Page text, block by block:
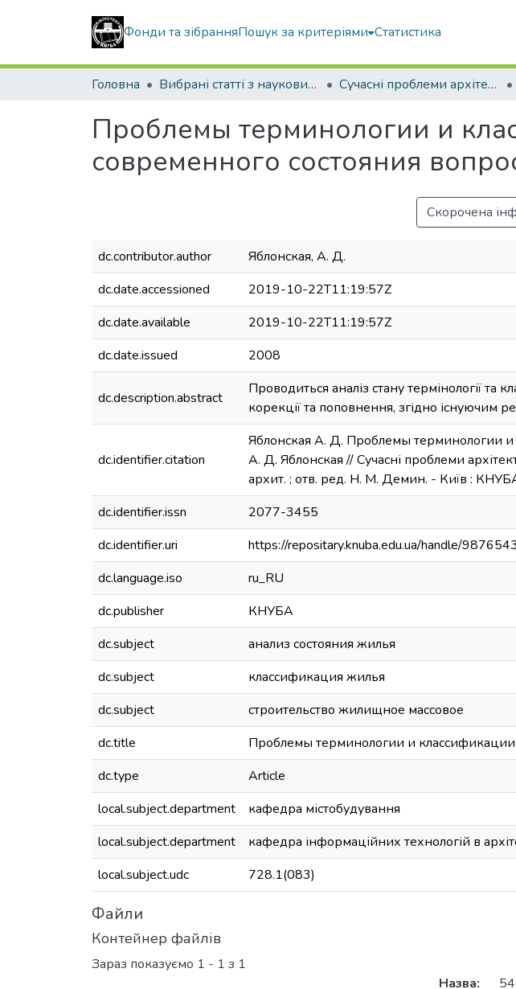
Фонди та зібранняПошук за критеріями Статистика
Головна Вибрані статті з наукових збірників КНУБА Сучасні проблеми архітектури та містобудування
Проблемы терминологии и
современного состояния
Скорочена
dc.contributor.author
Яблонская, А. Д.
dc.date.accessioned
2019-10-22T11:19:57Z
dc.date.available
2019-10-22T11:19:57Z
dc.date.issued
2008
dc.description.abstract
Проводиться аналіз стану термінології та
корекції та поповнення, згідно існуючим
dc.identifier.citation
Яблонская А. Д. Проблемы терминологии
А. Д. Яблонская // Сучасні проблеми
архит. ; отв. ред. Н. М. Демин. - Київ :
dc.identifier.issn
2077-3455
dc.identifier.uri
https://repositary.knuba.edu.ua/handle/
dc.language.iso
ru_RU
dc.publisher
КНУБА
dc.subject
анализ состояния жилья
dc.subject
классификация жилья
dc.subject
строительство жилищное массовое
dc.title
Проблемы терминологии и
dc.type
Article
local.subject.department
кафедра містобудування
local.subject.department
кафедра інформаційних технологій в
local.subject.udc
728.1(083)
Файли
Контейнер файлів
Зараз показуємо 1 - 1 з 1
Назва: